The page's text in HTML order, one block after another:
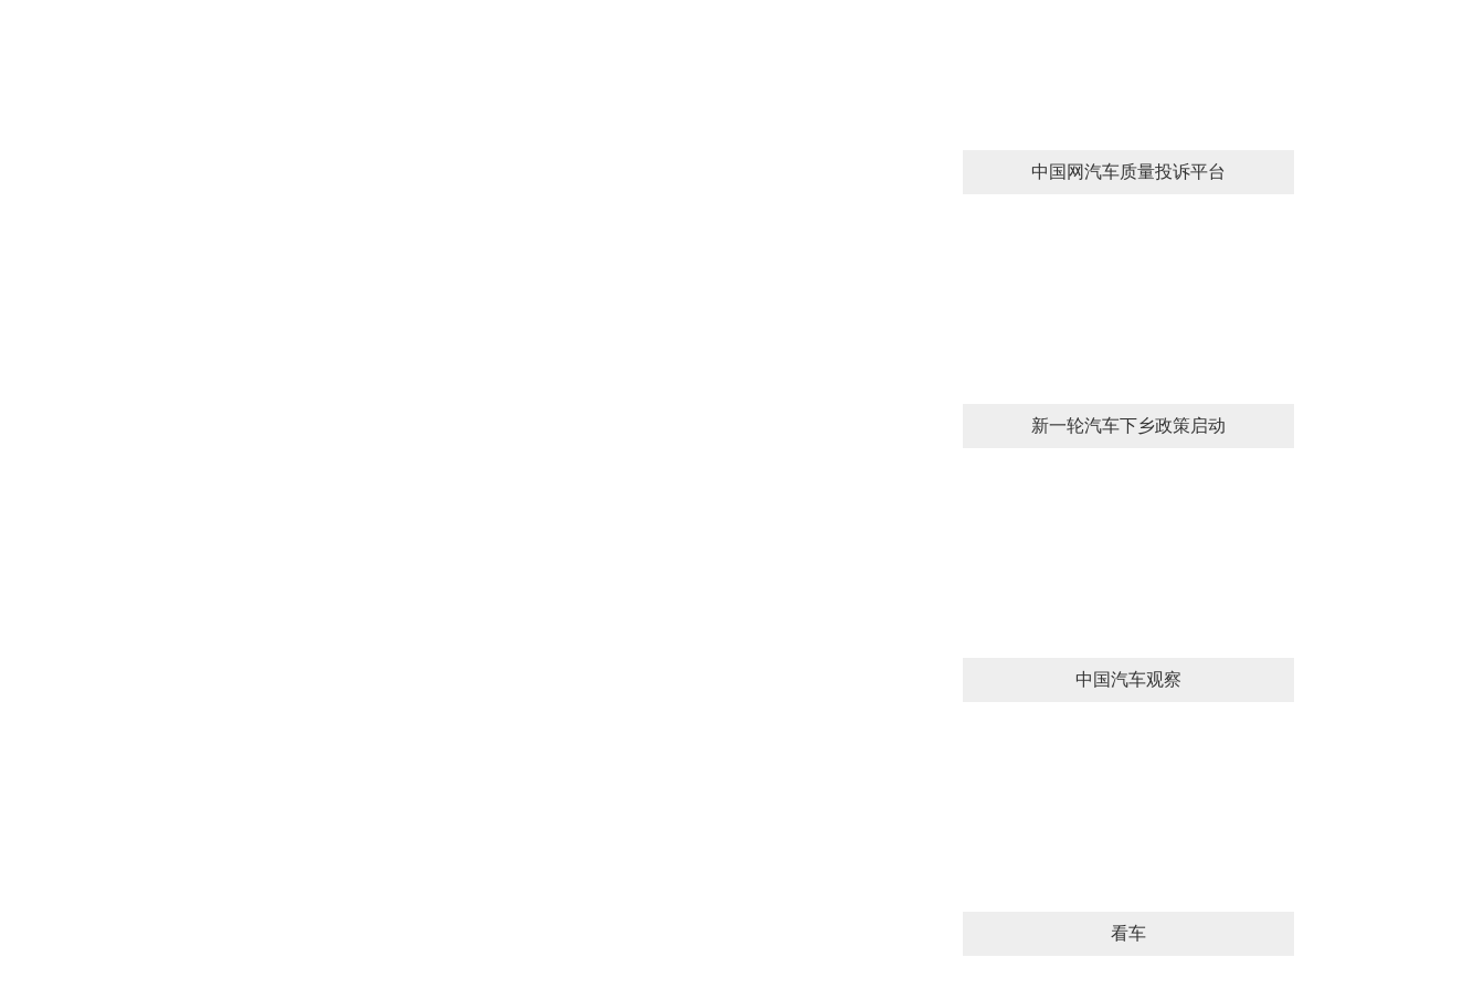
中国网汽车质量投诉平台
新一轮汽车下乡政策启动
中国汽车观察
看车